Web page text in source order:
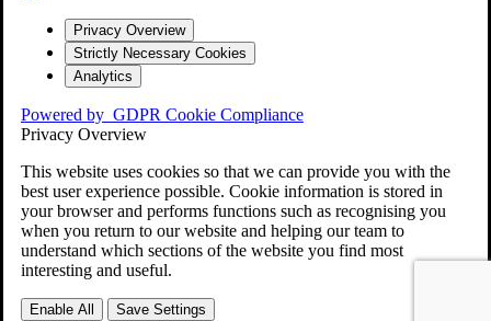
Privacy Overview
Strictly Necessary Cookies
Analytics
Powered by GDPR Cookie Compliance
Privacy Overview
This website uses cookies so that we can provide you with the
best user experience possible. Cookie information is stored in
your browser and performs functions such as recognising you
when you return to our website and helping our team to
understand which sections of the website you find most
interesting and useful.
Enable All Save Settings